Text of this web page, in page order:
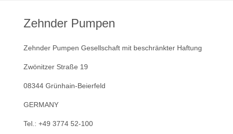
Zehnder Pumpen
Zehnder Pumpen Gesellschaft mit beschränkter Haftung
Zwönitzer Straße 19
08344 Grünhain-Beierfeld
GERMANY
Tel.: +49 3774 52-100